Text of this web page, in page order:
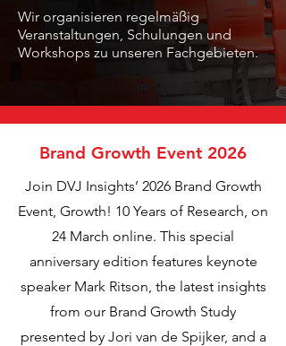
Wir organisieren regelmäßig
Veranstaltungen, Schulungen und
Workshops zu unseren Fachgebieten.
Brand Growth Event 2026
Join DVJ Insights’ 2026 Brand Growth
Event, Growth! 10 Years of Research, on
24 March online. This special
anniversary edition features keynote
speaker Mark Ritson, the latest insights
from our Brand Growth Study
presented by Jori van de Spijker, and a